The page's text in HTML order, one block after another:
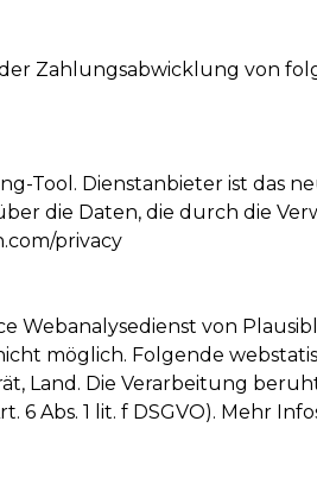
Zahlungsabwicklung von
Tool. Dienstanbieter ist das
die Daten, die durch die
privacy
Webanalysedienst von
möglich. Folgende
Land. Die Verarbeitung
6 Abs. 1 lit. f DSGVO). Mehr